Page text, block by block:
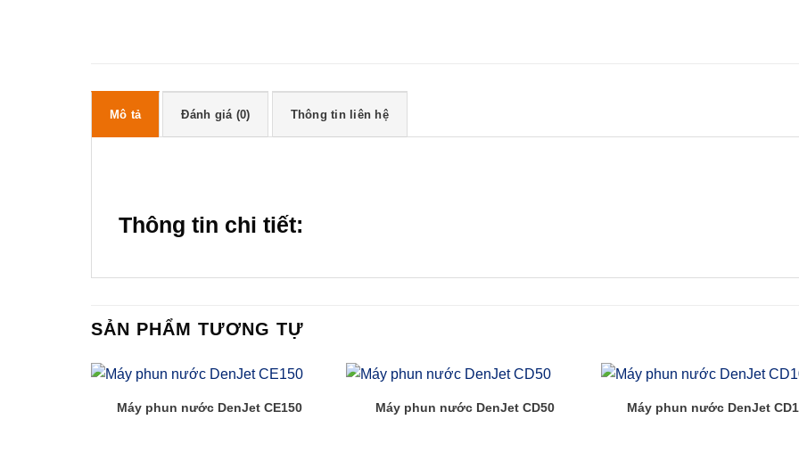
Mô tả Đánh giá (0) Thông tin liên hệ
Thông tin chi tiết:
SẢN PHẨM TƯƠNG TỰ
Máy phun nước DenJet CE150 Máy phun nước DenJet CD50 Máy phun nước DenJet